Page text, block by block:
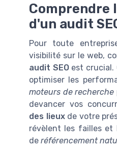
Comprendre
d'un audit
Pour toute
visibilité sur le web,
audit SEOest crucial.
optimiser les
moteurs de recherche
devancer vos
des lieuxde votre
révèlent les failles et
de référencement